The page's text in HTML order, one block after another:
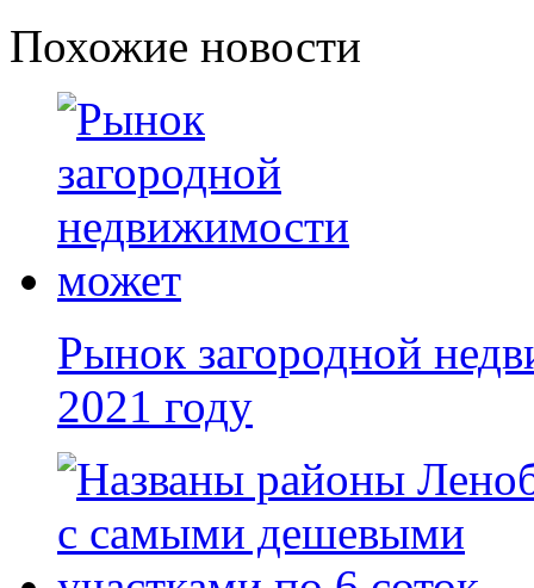
Похожие новости
Рынок загородной
2021 году